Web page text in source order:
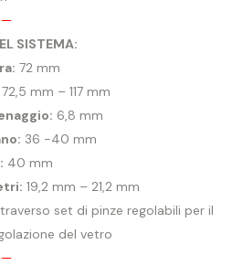
SISTEMA:
72 mm
72,5 mm – 117 mm
6,8 mm
36 -40 mm
40 mm
19,2 mm – 21,2 mm
set di pinze regolabili per il
del vetro